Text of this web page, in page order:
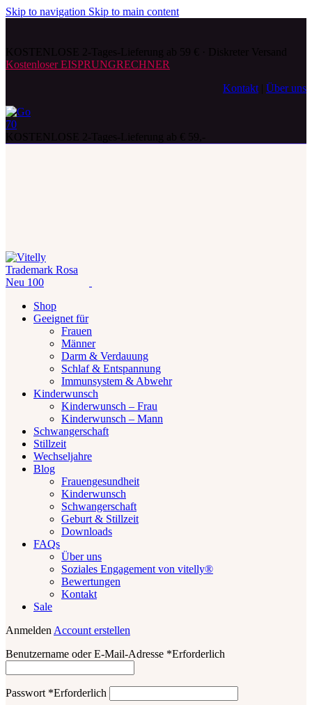
Skip to navigation Skip to main content
Kostenloser EISPRUNGRECHNER
Kontakt
Über uns
Shop
Geeignet für
Frauen
Männer
Darm & Verdauung
Schlaf & Entspannung
Immunsystem & Abwehr
Kinderwunsch
Kinderwunsch – Frau
Kinderwunsch – Mann
Schwangerschaft
Stillzeit
Wechseljahre
Blog
Frauengesundheit
Kinderwunsch
Schwangerschaft
Geburt & Stillzeit
Downloads
FAQs
Über uns
Soziales Engagement von vitelly®
Bewertungen
Kontakt
Sale
Anmelden Account erstellen
Benutzername oder E-Mail-Adresse *Erforderlich
Passwort *Erforderlich